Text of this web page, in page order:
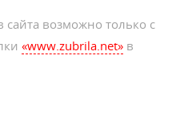
возможно только с
«www.zubrila.net» в